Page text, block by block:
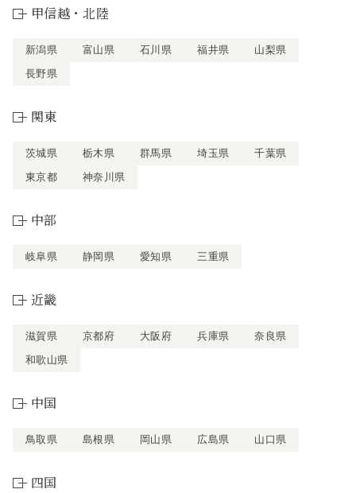
甲信越・北陸
新潟県 富山県 石川県 福井県
山梨県
長野県
関東
茨城県 栃木県 群馬県 埼玉県
千葉県
東京都
神奈川県
中部
岐阜県 静岡県 愛知県 三重県
近畿
滋賀県 京都府 大阪府 兵庫県
奈良県
和歌山県
中国
鳥取県 島根県 岡山県 広島県 山口県
四国